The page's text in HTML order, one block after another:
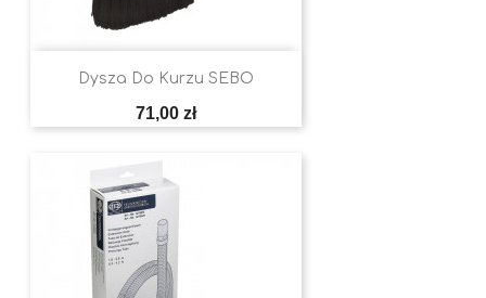
Dysza Do Kurzu SEBO
Cena
71,00 zł